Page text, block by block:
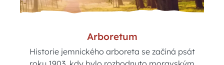
Arboretum
Historie jemnického arboreta se začíná psát